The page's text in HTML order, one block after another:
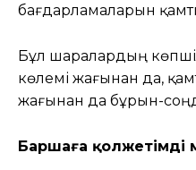
бағдарламаларын
Бұл шаралардың
көлемі жағынан да,
жағынан да бұрын-
Баршаға қолжетімді